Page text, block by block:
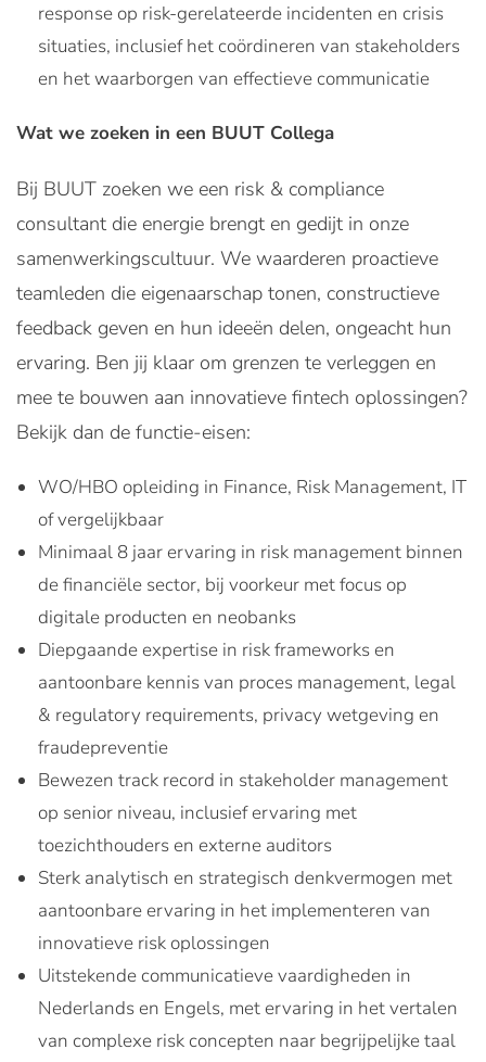
response op risk-gerelateerde incidenten en crisis
situaties, inclusief het coördineren van stakeholders
en het waarborgen van effectieve communicatie
Wat we zoeken in een BUUT Collega
Bij BUUT zoeken we een risk & compliance
consultant die energie brengt en gedijt in onze
samenwerkingscultuur. We waarderen proactieve
teamleden die eigenaarschap tonen, constructieve
feedback geven en hun ideeën delen, ongeacht hun
ervaring. Ben jij klaar om grenzen te verleggen en
mee te bouwen aan innovatieve fintech oplossingen?
Bekijk dan de functie-eisen:
WO/HBO opleiding in Finance, Risk Management, IT
of vergelijkbaar
Minimaal 8 jaar ervaring in risk management binnen
de financiële sector, bij voorkeur met focus op
digitale producten en neobanks
Diepgaande expertise in risk frameworks en
aantoonbare kennis van proces management, legal
& regulatory requirements, privacy wetgeving en
fraudepreventie
Bewezen track record in stakeholder management
op senior niveau, inclusief ervaring met
toezichthouders en externe auditors
Sterk analytisch en strategisch denkvermogen met
aantoonbare ervaring in het implementeren van
innovatieve risk oplossingen
Uitstekende communicatieve vaardigheden in
Nederlands en Engels, met ervaring in het vertalen
van complexe risk concepten naar begrijpelijke taal